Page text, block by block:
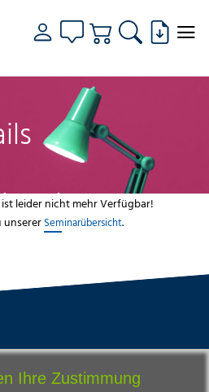
leider nicht mehr Verfügbar!
unsererSeminarübersicht.
Bildungsangebot
Ausbildung
Ihre Zustimmung